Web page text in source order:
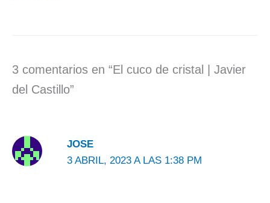
3 comentarios en “El cuco de cristal | Javier
del Castillo”
JOSE
3 ABRIL, 2023 A LAS 1:38 PM